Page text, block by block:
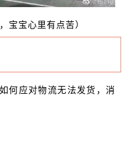
宝宝心里有点苦）
何应对物流无法发货，消